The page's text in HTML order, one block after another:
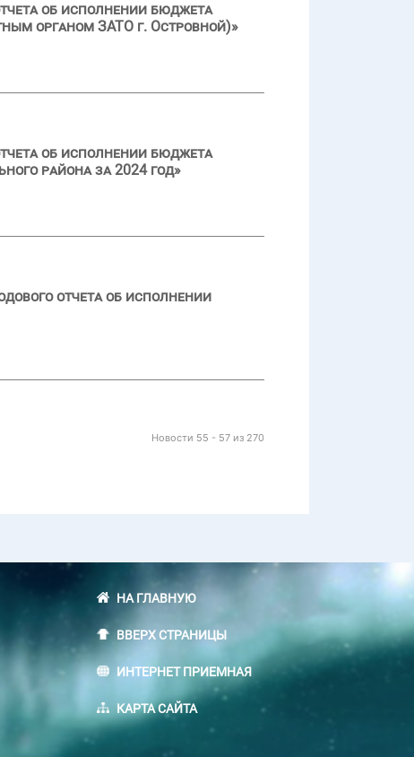
об исполнении бюджета
органом ЗАТО г. Островной)»
об исполнении бюджета
района за 2024 год»
отчета об исполнении
Новости 55 - 57 из 270
НА ГЛАВНУЮ
ВВЕРХ СТРАНИЦЫ
ИНТЕРНЕТ ПРИЕМНАЯ
КАРТА САЙТА